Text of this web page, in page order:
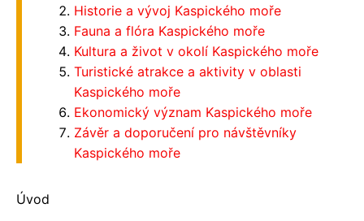
Historie a vývoj Kaspického moře
Fauna a flóra Kaspického moře
Kultura a život v okolí Kaspického moře
Turistické atrakce a aktivity v oblasti
Kaspického moře
Ekonomický význam Kaspického moře
Závěr a doporučení pro návštěvníky
Kaspického moře
Úvod